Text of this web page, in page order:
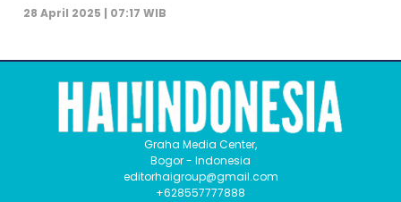
28 April 2025 | 07:17 WIB
Graha Media Center,
Bogor - Indonesia
editorhaigroup@gmail.com
+628557777888